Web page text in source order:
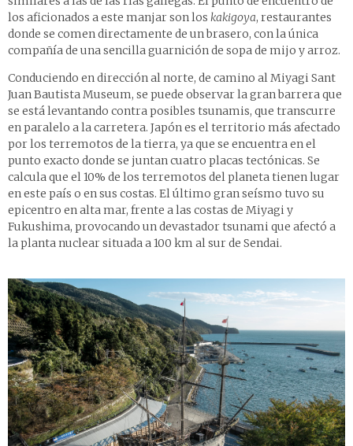
los aficionados a este manjar son los kakigoya, restaurantes
donde se comen directamente de un brasero, con la única
compañía de una sencilla guarnición de sopa de mijo y arroz.
Conduciendo en dirección al norte, de camino al Miyagi Sant
Juan Bautista Museum, se puede observar la gran barrera que
se está levantando contra posibles tsunamis, que transcurre
en paralelo a la carretera. Japón es el territorio más afectado
por los terremotos de la tierra, ya que se encuentra en el
punto exacto donde se juntan cuatro placas tectónicas. Se
calcula que el 10% de los terremotos del planeta tienen lugar
en este país o en sus costas. El último gran seísmo tuvo su
epicentro en alta mar, frente a las costas de Miyagi y
Fukushima, provocando un devastador tsunami que afectó a
la planta nuclear situada a 100 km al sur de Sendai.